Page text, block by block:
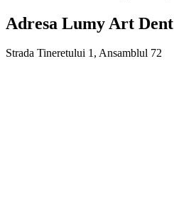
Adresa Lumy Art Dent
Strada Tineretului 1, Ansamblul 72